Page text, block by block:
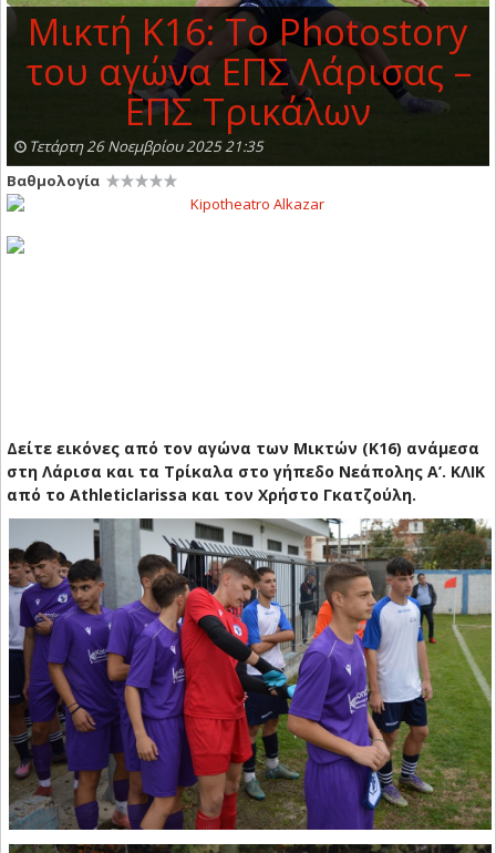
Μικτή Κ16: To Photostory
του αγώνα ΕΠΣ Λάρισας –
ΕΠΣ Τρικάλων
Τετάρτη 26 Νοεμβρίου 2025 21:35
Βαθμολογία
Δείτε εικόνες από τον αγώνα των Μικτών (Κ16) ανάμεσα
στη Λάρισα και τα Τρίκαλα στο γήπεδο Νεάπολης Α’. ΚΛΙΚ
από το Αthleticlarissa και τον Χρήστο Γκατζούλη.